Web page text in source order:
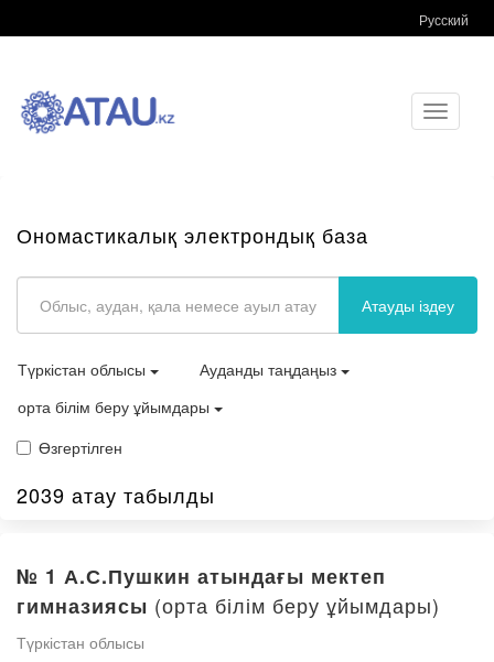
Русский
Toggle
Ономастикалық электрондық база
Атауды іздеу
Түркістан облысы
Ауданды таңдаңыз
орта білім беру ұйымдары
Өзгертілген
2039 атау табылды
№ 1 А.С.Пушкин атындағы мектеп
гимназиясы (орта білім беру ұйымдары)
Түркістан облысы